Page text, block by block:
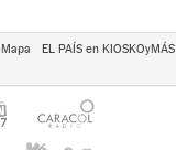
Mapa
EL PAÍS en KIOSKOyMÁS